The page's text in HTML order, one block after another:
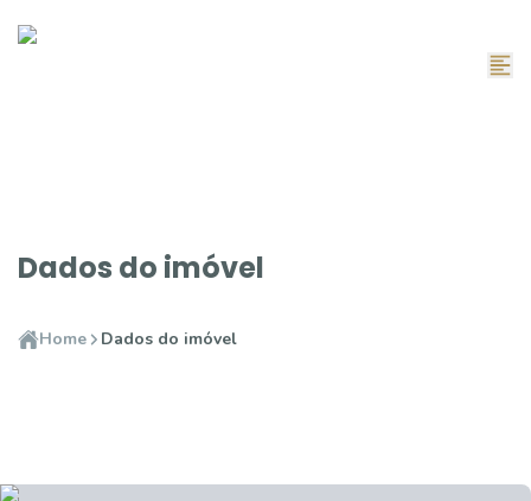
Dados do imóvel
Home Dados do imóvel